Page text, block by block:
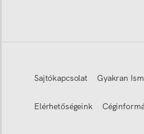
Sajtókapcsolat Gyakran
Elérhetőségeink